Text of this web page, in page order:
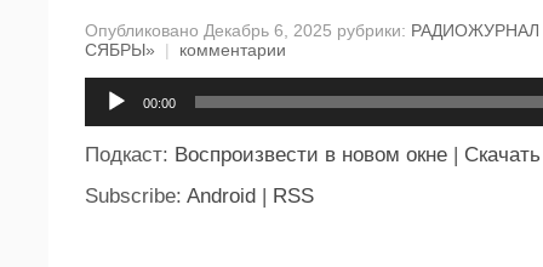
Опубликовано Декабрь 6, 2025 рубрики: РАДИОЖУРНАЛ
СЯБРЫ»
| комментарии
00:00
Подкаст: Воспроизвести в новом окне | Скачать
Subscribe: Android | RSS